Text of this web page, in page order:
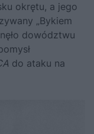
okrętu, a jego
„Bykiem
dowództwu
do ataku na